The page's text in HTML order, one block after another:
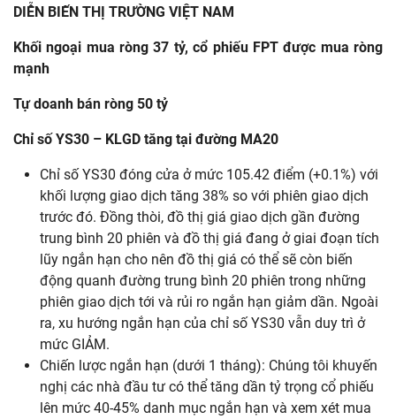
DIỄN BIẾN THỊ TRƯỜNG VIỆT NAM
Khối ngoại muaròng 37 tỷ,cổ phiếu FPT được muaròng
mạnh
Tự doanh bán ròng 50 tỷ
Chỉ số YS30 – KLGD tăng tại đường MA20
Chỉ số YS30 đóng cửa ở mức 105.42 điểm (+0.1%) với
khối lượng giao dịch tăng 38% so với phiên giao dịch
trước đó. Đồng thòi, đồ thị giá giao dịch gần đường
trung bình 20 phiên và đồ thị giá đang ở giai đoạn tích
lũy ngắn hạn cho nên đồ thị giá có thể sẽ còn biến
động quanh đường trung bình 20 phiên trong những
phiên giao dịch tới và rủi ro ngắn hạn giảm dần. Ngoài
ra, xu hướng ngắn hạn của chỉ số YS30 vẫn duy trì ở
mức GIẢM.
Chiến lược ngắn hạn (dưới 1 tháng): Chúng tôi khuyến
nghị các nhà đầu tư có thể tăng dần tỷ trọng cổ phiếu
lên mức 40-45% danh mục ngắn hạn và xem xét mua